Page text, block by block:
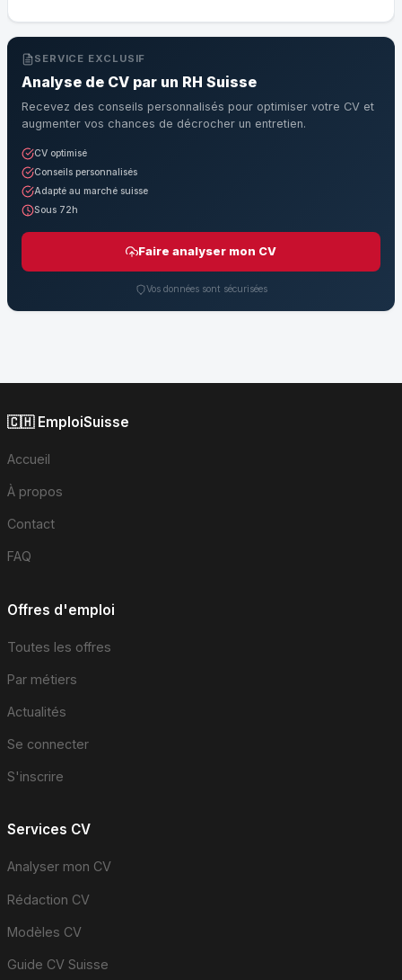
SERVICE EXCLUSIF
Analyse de CV par un RH Suisse
Recevez des conseils personnalisés pour optimiser votre CV et
augmenter vos chances de décrocher un entretien.
CV optimisé
Conseils personnalisés
Adapté au marché suisse
Sous 72h
Faire analyser mon CV
Vos données sont sécurisées
🇨🇭 EmploiSuisse
Accueil
À propos
Contact
FAQ
Offres d'emploi
Toutes les offres
Par métiers
Actualités
Se connecter
S'inscrire
Services CV
Analyser mon CV
Rédaction CV
Modèles CV
Guide CV Suisse